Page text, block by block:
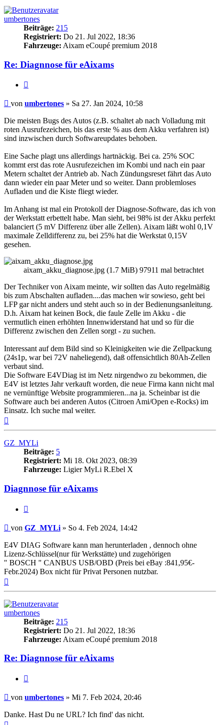
umbertones
Beiträge: 215
Registriert: Do 21. Jul 2022, 18:36
Fahrzeuge: Aixam eCoupé premium 2018
Re: Diagnnose für eAixams
Beitrag
von umbertones » Sa 27. Jan 2024, 10:58
Die meisten Bugs des Autos (z.B. schaltet ab nach Volladung mit
roten Ausrufezeichen, bis das erste % aus dem Akku verfahren ist)
sind inzwischen durch Softwareupdates behoben.
Eine Sache plagt uns allerdings hartnäckig. Bei ca. 25% SOC
kommt erst das rote Ausrufezeichen im Kombi und nach ein paar
Metern schaltet der Antrieb ab. Nach Zündungsreset fährt das Auto
dann wieder ein paar Meter und so weiter. Dann problemloses
Aufladen und die Kiste fliegt wieder.
Im Anhang ist mal ein Protokoll der Diagnose-Software, das ich von
der Werkstatt erbettelt habe. Man sieht, bei 98% ist der Akku perfekt
balanciert (5 mV Differenz über alle Zellen). Aixam läßt wohl 0,1V
maximale Zelldifferenz zu, bei 25% hat die Werkstat 0,15V
gesehen.
aixam_akku_diagnose.jpg (1.7 MiB) 97911 mal betrachtet
Der Techniker von Aixam meinte, wir sollten das Auto regelmäßig
bis zum Abschalten aufladen....das machen wir sowieso, geht bei
LFP gar nicht anders und steht auch so in der Bedienungsanleitung.
D.h. Aixam hat keinen Bock, die faule Zelle im Akku - die
vermutlich einen erhöhten Innenwiderstand hat und so für die
Differenz zwischen den Zellen sorgt - zu suchen.
Interessant auf dem Bild sind so Kleinigkeiten wie die Zellpackung
(24s1p, war bei 72V naheliegend), daß offensichtlich 80Ah-Zellen
verbaut sind.
Die Software E4VDiag ist im Netz nirgendwo zu bekommen, die
E4V ist letztes Jahr verkauft worden, die neue Firma kann nicht mal
ne vernünftige Website programmieren...na ja. Scheinbar ist die
Software auch bei anderen Autos (Citroen Ami/Open e-Rocks) im
Einsatz. Ich suche mal weiter.
GZ_MYLi
Beiträge: 5
Registriert: Mi 18. Okt 2023, 08:39
Fahrzeuge: Ligier MyLi R.Ebel X
Diagnnose für eAixams
Beitrag
von GZ_MYLi » So 4. Feb 2024, 14:42
E4V DIAG Software kann man herunterladen , dennoch ohne
Lizenz-Schlüssel(nur für Werkstätte) und zugehörigen
" BOSCH " CANBUS USB/OBD (Preis bei eBay :841,95€-
Febr.2024) Box nicht für Privat Personen nutzbar.
umbertones
Beiträge: 215
Registriert: Do 21. Jul 2022, 18:36
Fahrzeuge: Aixam eCoupé premium 2018
Re: Diagnnose für eAixams
Beitrag
von umbertones » Mi 7. Feb 2024, 20:46
Danke. Hast Du ne URL? Ich find' das nicht.